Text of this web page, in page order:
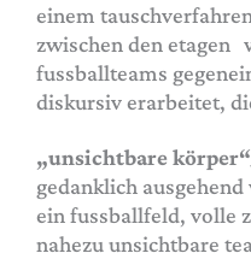
einem
zwischen den etagen
fussballteams
diskursiv erarbeitet,
„unsichtbare
gedanklich
ein fussballfeld, volle
nahezu unsichtbare